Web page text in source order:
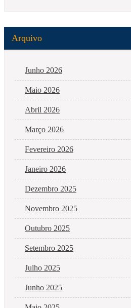
Arquivo
Junho 2026
Maio 2026
Abril 2026
Março 2026
Fevereiro 2026
Janeiro 2026
Dezembro 2025
Novembro 2025
Outubro 2025
Setembro 2025
Julho 2025
Junho 2025